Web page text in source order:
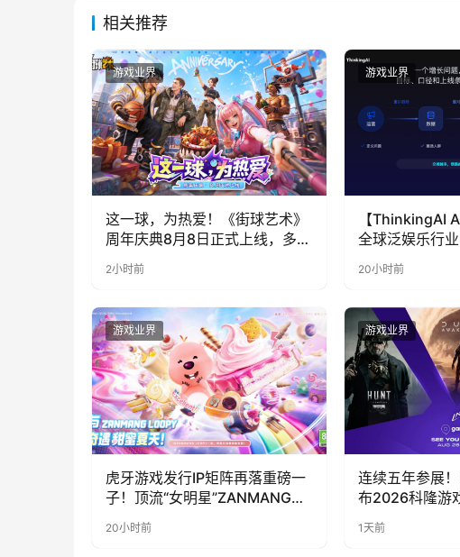
相关推荐
游戏业界
这一球，为热爱！《街球艺术》
周年庆典8月8日正式上线，多重
福利与全新内容同步开启
2小时前
游戏业界
【ThinkingAI
全球泛娱乐行
代，人到底负责
20小时前
游戏业界
虎牙游戏发行IP矩阵再落重磅一
子！顶流“女明星”ZANMANG
奇遇》惊喜曝光
20小时前
游戏业界
连续五年参展
布2026科隆游
1天前